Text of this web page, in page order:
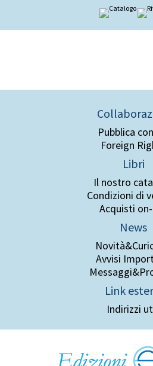
Pubblica
Foreign
Libri
Il nostro
Condizioni di
Acquisti
News
Avvisi
Link
Indirizzi